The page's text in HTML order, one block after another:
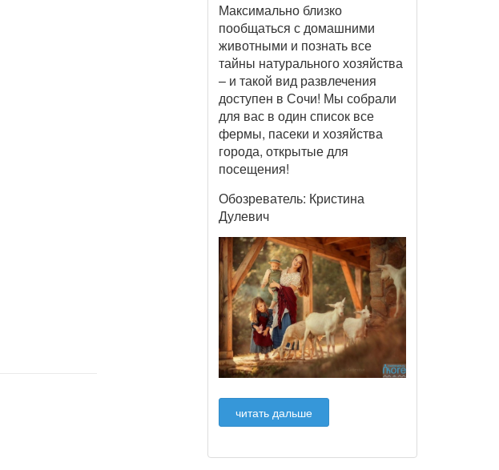
Максимально близко
пообщаться с домашними
животными и познать все
тайны натурального хозяйства
– и такой вид развлечения
доступен в Сочи! Мы собрали
для вас в один список все
фермы, пасеки и хозяйства
города, открытые для
посещения!
Обозреватель: Кристина
Дулевич
читать дальше